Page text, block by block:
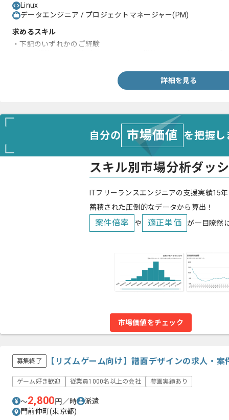
Linux
データエンジニア / プロジェクトマネージャー(PM)
求めるスキル
・下記のいずれかのご経験
詳細を見る
自分の 市場価値 を把握
スキル別市場分析ダッ
ITフリーランスエンジニアの支援実績15
蓄積された圧倒的なデータから算出！
案件倍率 や 適正単価 が一目瞭然
市場価値をチェック
募集終了 【リズムゲーム向け】譜面デザインの求人・案
ゲーム好き歓迎 従業員1000名以上の会社 参画実績あり
〜2,800円／時
派遣
門前仲町(東京都)